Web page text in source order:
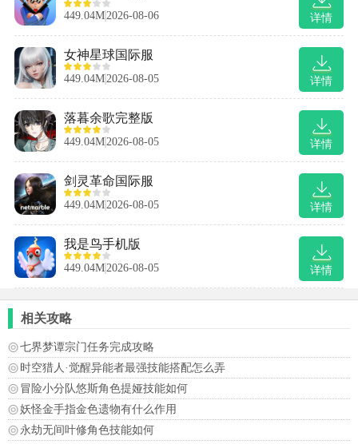
详情
449.04M2026-08-06
详情
女神星球国际服
449.04M2026-08-05
详情
落暮余歌完整版
449.04M2026-08-05
详情
剑灵革命国际服
449.04M2026-08-05
详情
我是鸟手机版
449.04M2026-08-05
相关攻略
七界梦谭宗门任务完成攻略
时空猎人·觉醒异能者最强技能搭配怎么弄
冒险小分队悠斯角色提娅技能如何
妖怪金手指金色遗物有什么作用
永劫无间叶修角色技能如何